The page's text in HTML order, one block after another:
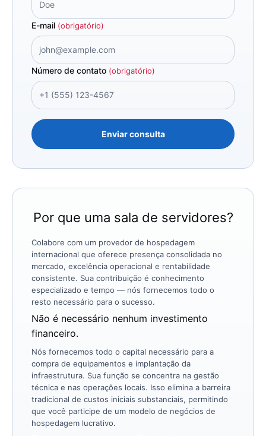
E-mail (obrigatório)
Número de contato (obrigatório)
Enviar consulta
Por que uma sala de servidores?
Colabore com um provedor de hospedagem
internacional que oferece presença consolidada no
mercado, excelência operacional e rentabilidade
consistente. Sua contribuição é conhecimento
especializado e tempo — nós fornecemos todo o
resto necessário para o sucesso.
Não é necessário nenhum investimento
financeiro.
Nós fornecemos todo o capital necessário para a
compra de equipamentos e implantação da
infraestrutura. Sua função se concentra na gestão
técnica e nas operações locais. Isso elimina a barreira
tradicional de custos iniciais substanciais, permitindo
que você participe de um modelo de negócios de
hospedagem lucrativo.